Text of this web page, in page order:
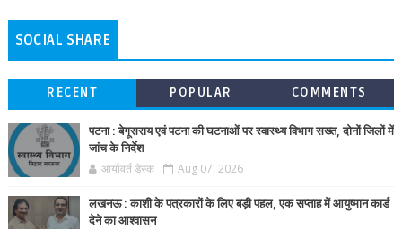
SOCIAL SHARE
RECENT POPULAR COMMENTS
पटना : बेगूसराय एवं पटना की घटनाओं पर स्वास्थ्य विभाग सख्त, दोनों जिलों में
जांच के निर्देश
आर्यावर्त डेस्क Aug 07, 2026
लखनऊ : काशी के पत्रकारों के लिए बड़ी पहल, एक सप्ताह में आयुष्मान कार्ड
देने का आश्वासन